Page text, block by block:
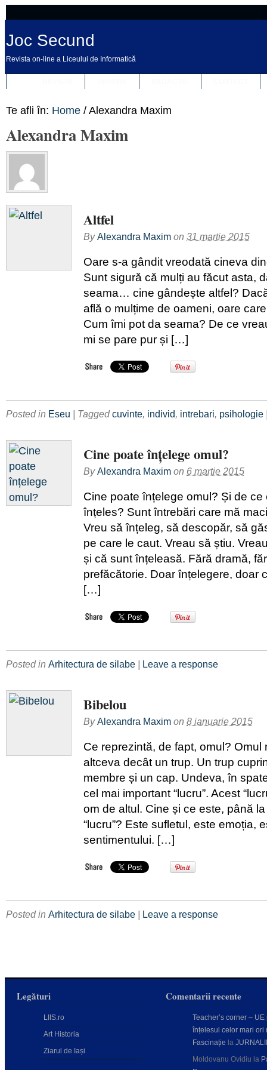
Joc Secund
Revista on-line a Liceului de Informatică
Te afli în: Home / Alexandra Maxim
Alexandra Maxim
Altfel
ByAlexandra Maxim on 31 martie 2015
Oare s-a gândit vreodată cineva
Sunt sigură că mulți au făcut asta,
seama… cine gândește altfel?
află o mulțime de oameni, oare
Cum îmi pot da seama? De ce
mi se pare pur și […]
Posted in Eseu | Taggedcuvinte, individ, intrebari, psihologie
Cine poate înțelege omul?
ByAlexandra Maxim on 6 martie 2015
Cine poate înțelege omul? Și de ce
înțeles? Sunt întrebări care mă
Vreu să înțeleg, să descopăr, să
pe care le caut. Vreau să știu.
și că sunt înțeleasă. Fără dramă,
prefăcătorie. Doar înțelegere, doar
[…]
Posted in Arhitectura de silabe | Leave a response
Bibelou
ByAlexandra Maxim on 8 ianuarie 2015
Ce reprezintă, de fapt, omul? Omul
altceva decât un trup. Un trup
membre și un cap. Undeva, în
cel mai important “lucru”. Acest
om de altul. Cine și ce este, până
“lucru”? Este sufletul, este emoția,
sentimentului. […]
Posted in Arhitectura de silabe | Leave a response
Legături
LIIS.ro
Art Historia
Ziarul de Iași
Comentarii recente
Teacher’s corner – UE
înțelesul celor mari ori
Fascinație la
Moldovanu Ovidiu la